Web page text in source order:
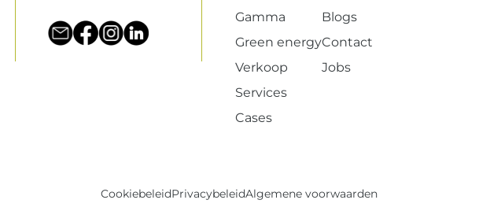
Gamma
Green energy
Verkoop
Services
Cases
Blogs
Contact
Jobs
CookiebeleidPrivacybeleidAlgemene voorwaarden